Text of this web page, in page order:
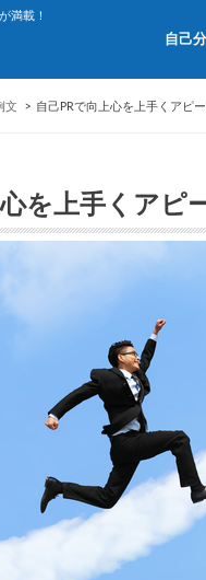
満載！
自己
文 自己PRで向上心を上手くアピ
を上手くアピ